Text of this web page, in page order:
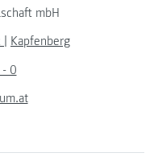
mbH
Kapfenberg
- 0